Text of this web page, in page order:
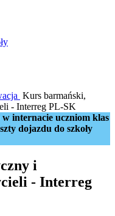
Kurs barmański,
- Interreg PL-SK
internacie uczniom klas
dojazdu do szkoły
i
- Interreg